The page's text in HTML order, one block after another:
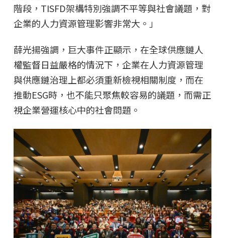
階段，TISFD架構特別強調不平等與社會議題，對
企業的人力資源管理影響非常大。」
薛光揚強調，巨大事件正顯示，在全球供應鏈人
權監督日益嚴格的情況下，企業在人力資源管理
與供應鏈治理上都必須重新檢視相關制度，而在
推動ESG時，也不能只聚焦較容易的議題，而需正
視企業營運核心中的社會問題。